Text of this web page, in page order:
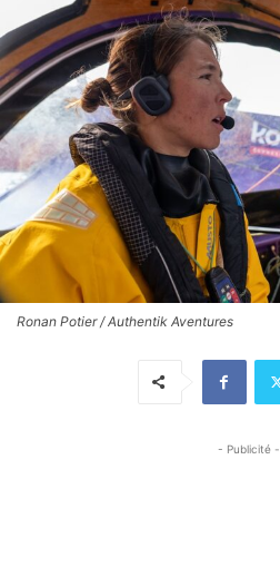
Ronan Potier / Authentik Aventures
- Publicité -